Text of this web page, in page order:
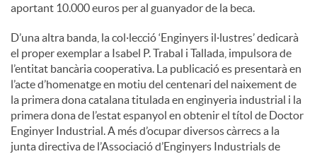
aportant 10.000 euros per al guanyador de la beca.
D’una altra banda, la col·lecció ‘Enginyers il·lustres’ dedicarà
el proper exemplar a Isabel P. Trabal i Tallada, impulsora de
l’entitat bancària cooperativa. La publicació es presentarà en
l’acte d’homenatge en motiu del centenari del naixement de
la primera dona catalana titulada en enginyeria industrial i la
primera dona de l’estat espanyol en obtenir el títol de Doctor
Enginyer Industrial. A més d’ocupar diversos càrrecs a la
junta directiva de l’Associació d’Enginyers Industrials de